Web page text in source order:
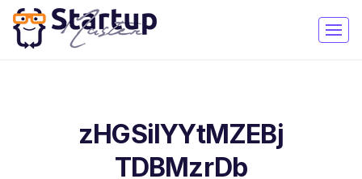
zHGSilYYtMZEBj
TDBMzrDb